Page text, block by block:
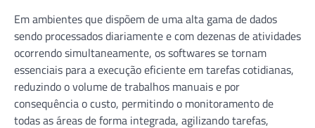
Em ambientes que dispõem de uma alta gama de dados
sendo processados diariamente e com dezenas de atividades
ocorrendo simultaneamente, os softwares se tornam
essenciais para a execução eficiente em tarefas cotidianas,
reduzindo o volume de trabalhos manuais e por
consequência o custo, permitindo o monitoramento de
todas as áreas de forma integrada, agilizando tarefas,